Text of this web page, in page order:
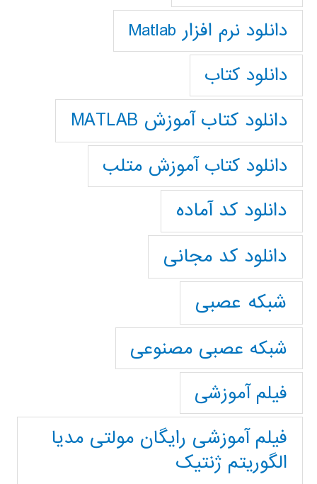
دانلود نرم افزار Matlab
دانلود کتاب
دانلود کتاب آموزش MATLAB
دانلود کتاب آموزش متلب
دانلود کد آماده
دانلود کد مجانی
شبکه عصبی
شبکه عصبی مصنوعی
فیلم آموزشی
فیلم آموزشی رایگان مولتی مدیا
الگوریتم ژنتیک